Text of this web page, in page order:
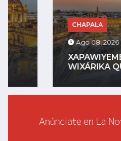
CHAPALA
Ago 08, 2026
XAPAWIYEMETA, EL
WIXÁRIKA QUE PIDE...